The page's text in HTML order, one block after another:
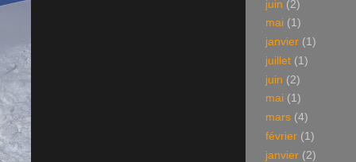
juin (2)
mai (1)
janvier (1)
juillet (1)
juin (2)
mai (1)
mars (4)
février (1)
janvier (2)